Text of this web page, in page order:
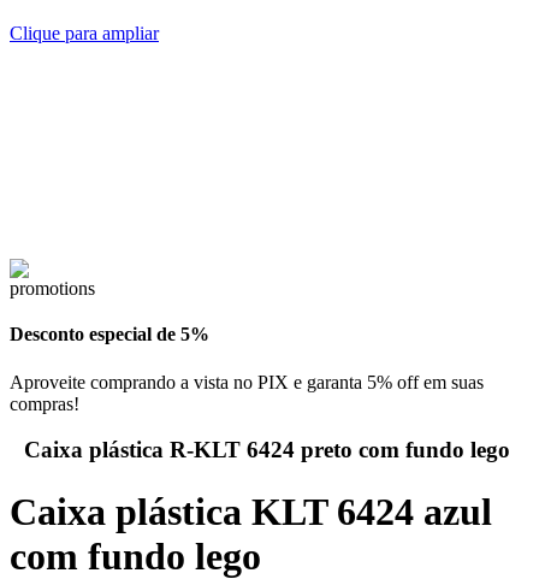
Clique para ampliar
Desconto especial de 5%
Aproveite comprando a vista no PIX e garanta 5% off em suas
compras!
Caixa plástica R-KLT 6424 preto com fundo lego
Caixa plástica KLT 6424 azul
com fundo lego